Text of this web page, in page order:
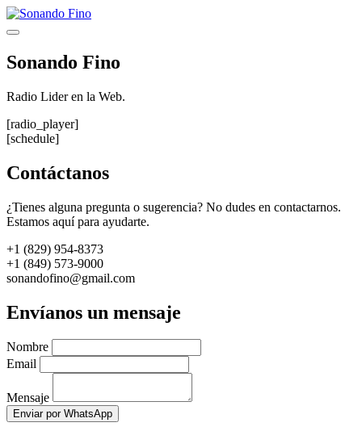
Saltar
al
Menú
Sonando Fino
Radio Lider en la Web.
[radio_player]
[schedule]
Contáctanos
¿Tienes alguna pregunta o sugerencia? No dudes en contactarnos.
Estamos aquí para ayudarte.
+1 (829) 954-8373
+1 (849) 573-9000
sonandofino@gmail.com
Envíanos un mensaje
Nombre
Email
Mensaje
Enviar por WhatsApp